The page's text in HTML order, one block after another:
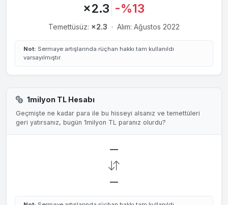
×2.3 -%13
Temettüsüz: ×2.3 · Alım: Ağustos 2022
Not: Sermaye artışlarında rüçhan hakkı tam kullanıldı
varsayılmıştır.
1milyon TL Hesabı
Geçmişte ne kadar para ile bu hisseyi alsanız ve temettüleri
geri yatırsanız, bugün 1milyon TL paranız olurdu?
—
—